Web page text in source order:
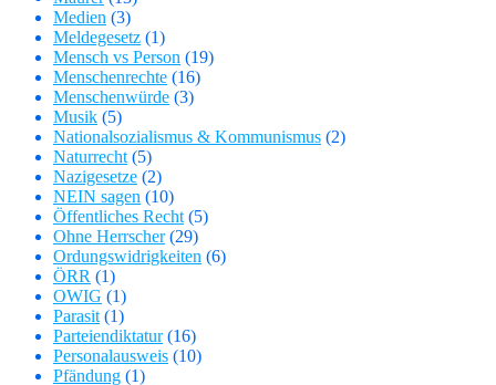
Medien (3)
Meldegesetz (1)
Mensch vs Person (19)
Menschenrechte (16)
Menschenwürde (3)
Musik (5)
Nationalsozialismus & Kommunismus (2)
Naturrecht(5)
Nazigesetze (2)
NEIN sagen (10)
Öffentliches Recht(5)
Ohne Herrscher(29)
Ordungswidrigkeiten (6)
ÖRR (1)
OWIG (1)
Parasit(1)
Parteiendiktatur(16)
Personalausweis (10)
Pfändung (1)